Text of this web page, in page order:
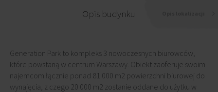
Opis budynku
Generation Park to kompleks 3 nowoczesnych biurowców,
które powstaną w centrum Warszawy. Obiekt zaoferuje swoim
najemcom łącznie ponad 81 000 m2 powierzchni biurowej do
wynajęcia, z czego 20 000 m2 zostanie oddane do użytku w